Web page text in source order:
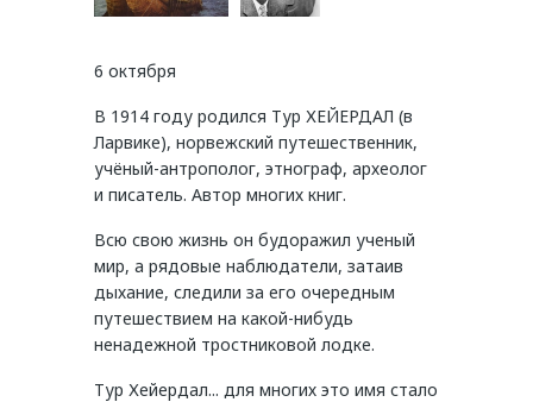
6 октября
В 1914 году родился Тур ХЕЙЕРДАЛ (в
Ларвике), норвежский путешественник,
учёный-антрополог, этнограф, археолог
и писатель. Автор многих книг.
Всю свою жизнь он будоражил ученый
мир, а рядовые наблюдатели, затаив
дыхание, следили за его очередным
путешествием на какой-нибудь
ненадежной тростниковой лодке.
Тур Хейердал... для многих это имя стало